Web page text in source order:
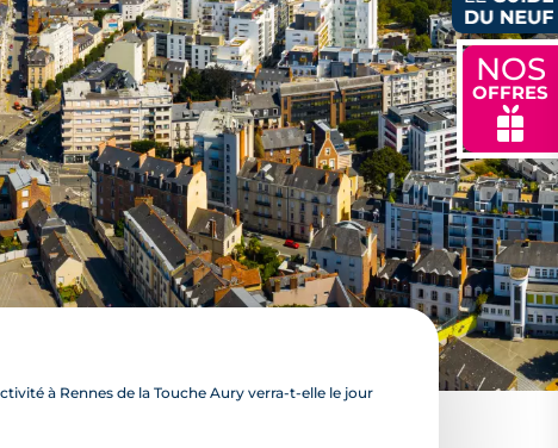
NOS
OFFRES
🎁
à Rennes de la Touche Aury verra-t-elle le jour